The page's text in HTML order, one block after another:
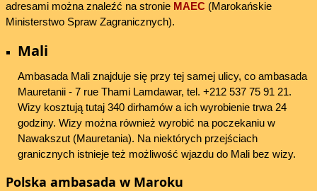
adresami można znaleźć na stronie MAEC(Marokańskie
Ministerstwo Spraw Zagranicznych).
Mali
Ambasada Mali znajduje się przy tej samej ulicy, co ambasada
Mauretanii - 7 rue Thami Lamdawar, tel. +212 537 75 91 21.
Wizy kosztują tutaj 340 dirhamów a ich wyrobienie trwa 24
godziny. Wizy można również wyrobić na poczekaniu w
Nawakszut (Mauretania). Na niektórych przejściach
granicznych istnieje też możliwość wjazdu do Mali bez wizy.
Polska ambasada w Maroku